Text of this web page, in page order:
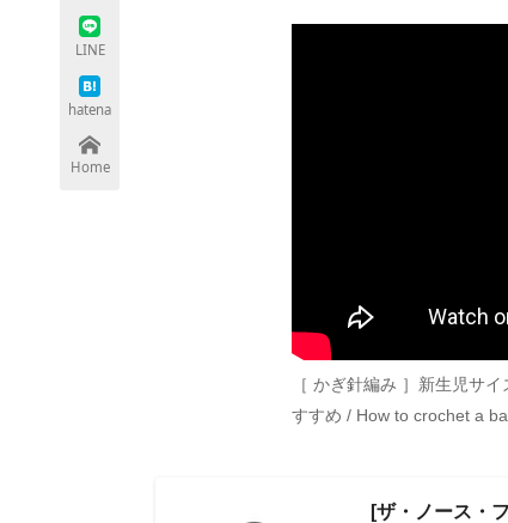
LINE
hatena
Home
［ かぎ針編み ］新生児サ
すすめ / How to crochet a
[ザ・ノース・